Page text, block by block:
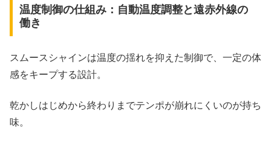
温度制御の仕組み：自動温度調整と遠赤外線の
働き
スムースシャインは温度の揺れを抑えた制御で、一定の体
感をキープする設計。
乾かしはじめから終わりまでテンポが崩れにくいのが持ち
味。